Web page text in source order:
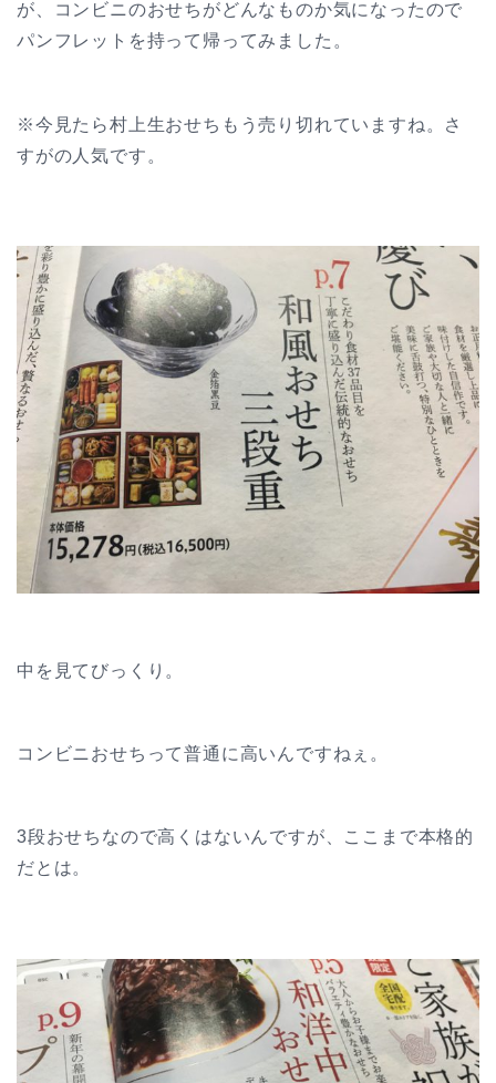
が、コンビニのおせちがどんなものか気になったので
パンフレットを持って帰ってみました。
※今見たら村上生おせちもう売り切れていますね。さ
すがの人気です。
中を見てびっくり。
コンビニおせちって普通に高いんですねぇ。
3段おせちなので高くはないんですが、ここまで本格的
だとは。